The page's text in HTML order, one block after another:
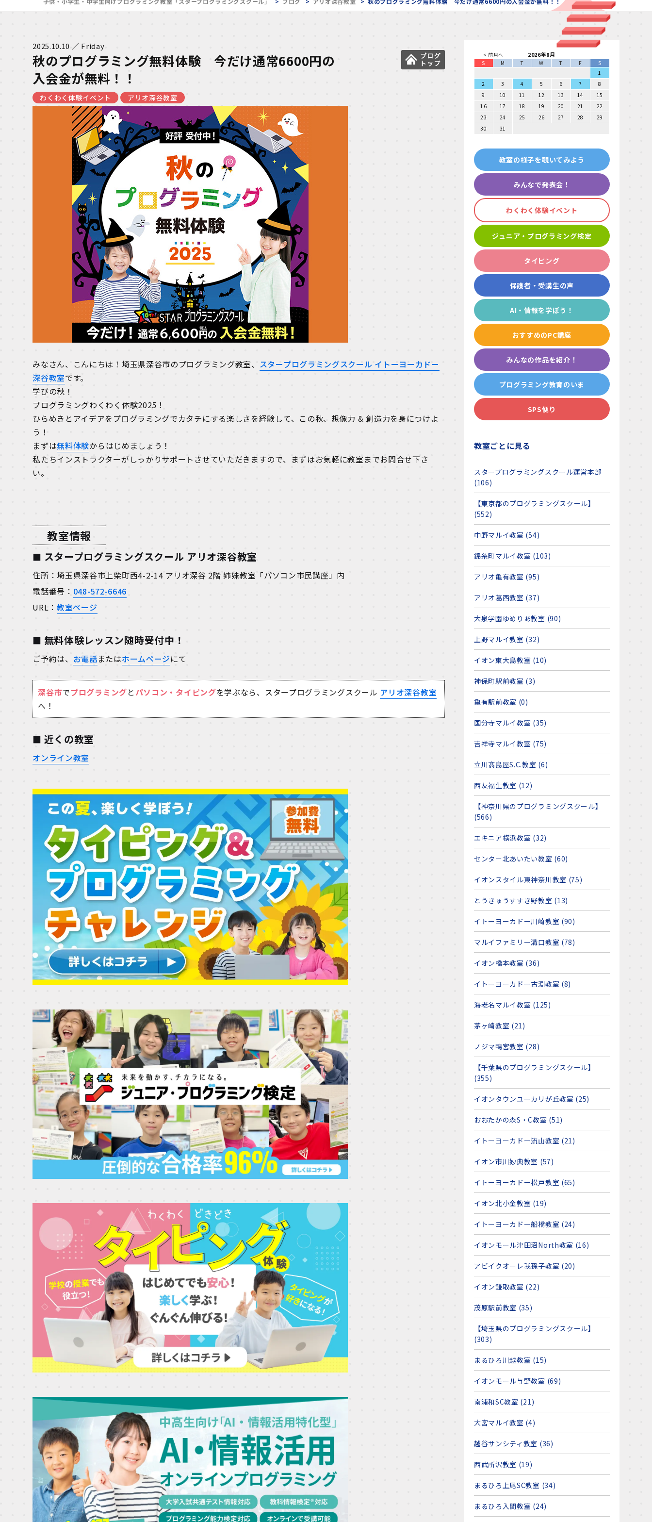
2025.10.10 ／ Friday
秋のプログラミング無料体験 今だけ通常6600円の
入会金が無料！！
わくわく体験イベント アリオ深谷教室
みなさん、こんにちは！埼玉県深谷市のプログラミング教室、 スタープログラミングスクール イトーヨーカドー
深谷教室です。
学びの秋！
プログラミングわくわく体験2025！
ひらめきとアイデアをプログラミングでカタチにする楽しさを経験して、この秋、想像力 & 創造力を身につけよ
う！
まずは無料体験からはじめましょう！
私たちインストラクターがしっかりサポートさせていただきますので、まずはお気軽に教室までお問合せ下さ
い。
教室情報
スタープログラミングスクール アリオ深谷教室
住所：埼玉県深谷市上柴町西4-2-14 アリオ深谷 2階 姉妹教室「パソコン市民講座」内
電話番号： 048-572-6646
URL： 教室ページ
無料体験レッスン随時受付中！
ご予約は、 お電話またはホームページにて
深谷市でプログラミングと パソコン・タイピングを学ぶなら、スタープログラミングスクール アリオ深谷教室
へ！
近くの教室
オンライン教室
< 前月へ 2026年8月
S M T W T F
S
1
2
3 4 5 6 7
8
9
10 11 12 13 14
15
16
17 18 19 20 21
22
23
24 25 26 27 28
29
30
31
教室の様子を覗いてみよう
みんなで発表会！
わくわく体験イベント
ジュニア・プログラミング検定
タイピング
保護者・受講生の声
AI・情報を学ぼう！
おすすめのPC講座
みんなの作品を紹介！
プログラミング教育のいま
SPS便り
教室ごとに見る
スタープログラミングスクール運営本部
(106)
【東京都のプログラミングスクール】
(552)
中野マルイ教室 (54)
錦糸町マルイ教室 (103)
アリオ亀有教室 (95)
アリオ葛西教室 (37)
大泉学園ゆめりあ教室 (90)
上野マルイ教室 (32)
イオン東大島教室 (10)
神保町駅前教室 (3)
亀有駅前教室 (0)
国分寺マルイ教室 (35)
吉祥寺マルイ教室 (75)
立川髙島屋S.C.教室 (6)
西友福生教室 (12)
【神奈川県のプログラミングスクール】
(566)
エキニア横浜教室 (32)
センター北あいたい教室 (60)
イオンスタイル東神奈川教室 (75)
とうきゅうすすき野教室 (13)
イトーヨーカドー川崎教室 (90)
マルイファミリー溝口教室 (78)
イオン橋本教室 (36)
イトーヨーカドー古淵教室 (8)
海老名マルイ教室 (125)
茅ヶ崎教室 (21)
ノジマ鴨宮教室 (28)
【千葉県のプログラミングスクール】
(355)
イオンタウンユーカリが丘教室 (25)
おおたかの森S・C教室 (51)
イトーヨーカドー流山教室 (21)
イオン市川妙典教室 (57)
イトーヨーカドー松戸教室 (65)
イオン北小金教室 (19)
イトーヨーカドー船橋教室 (24)
イオンモール津田沼North教室 (16)
アビイクオーレ我孫子教室 (20)
イオン鎌取教室 (22)
茂原駅前教室 (35)
【埼玉県のプログラミングスクール】
(303)
まるひろ川越教室 (15)
イオンモール与野教室 (69)
南浦和SC教室 (21)
大宮マルイ教室 (4)
越谷サンシティ教室 (36)
西武所沢教室 (19)
まるひろ上尾SC教室 (34)
まるひろ入間教室 (24)